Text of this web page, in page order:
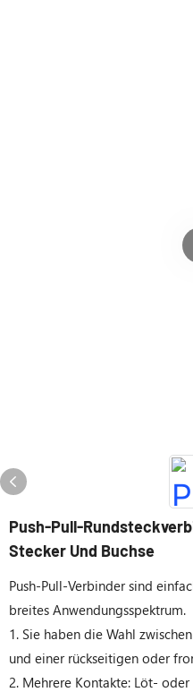
Push-Pull-
Stecker Und Buchse
Push-Pull-Verbinder sind
breites Anwendungsspektrum.
1. Sie haben die Wahl
und einer rückseitigen oder
2. Mehrere Kontakte: Löt-